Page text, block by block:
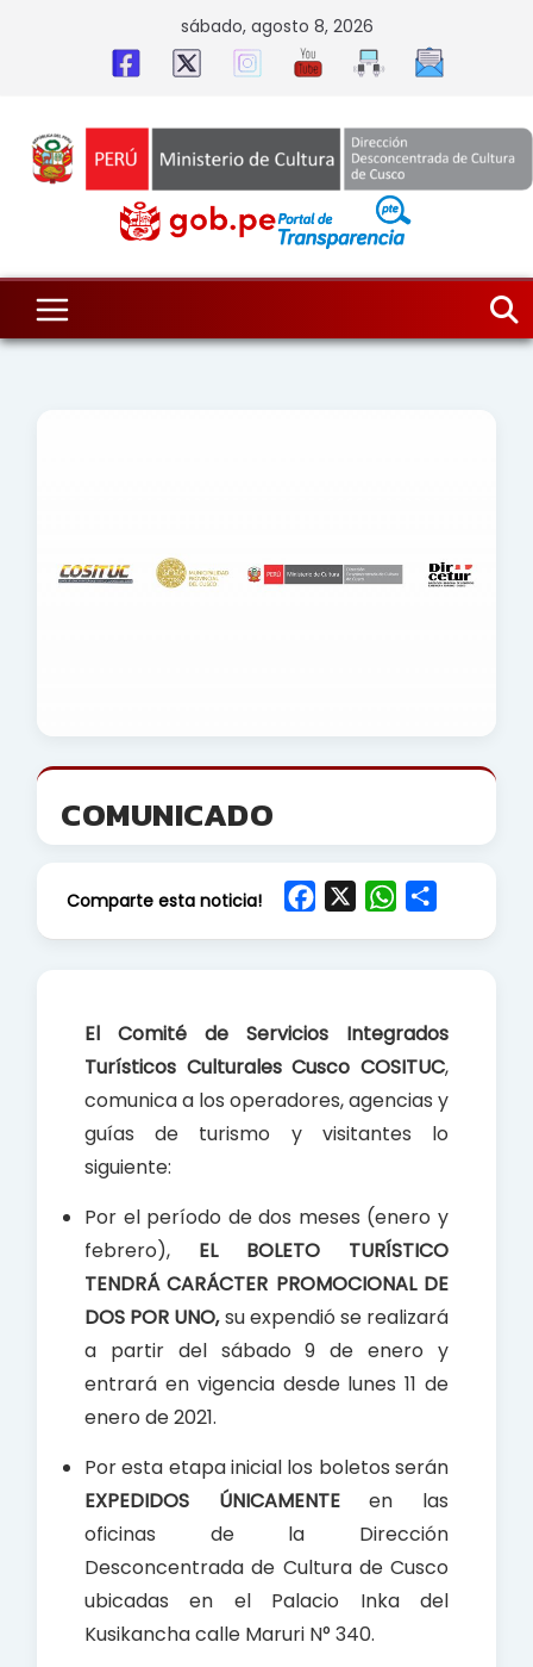
sábado, agosto 8, 2026
COMUNICADO
Comparte esta noticia!
o
k
W
p
p
El Comité de Servicios Integrados
Turísticos Culturales Cusco COSITUC,
comunica a los operadores, agencias y
guías de turismo y visitantes lo
siguiente:
Por el período de dos meses (enero y
febrero), EL BOLETO TURÍSTICO
TENDRÁ CARÁCTER PROMOCIONAL DE
DOS POR UNO,su expendió se realizará
a partir del sábado 9 de enero y
entrará en vigencia desde lunes 11 de
enero de 2021.
Por esta etapa inicial los boletos serán
EXPEDIDOS ÚNICAMENTEen las
oficinas de la Dirección
Desconcentrada de Cultura de Cusco
ubicadas en el Palacio Inka del
Kusikancha calle Maruri N° 340.